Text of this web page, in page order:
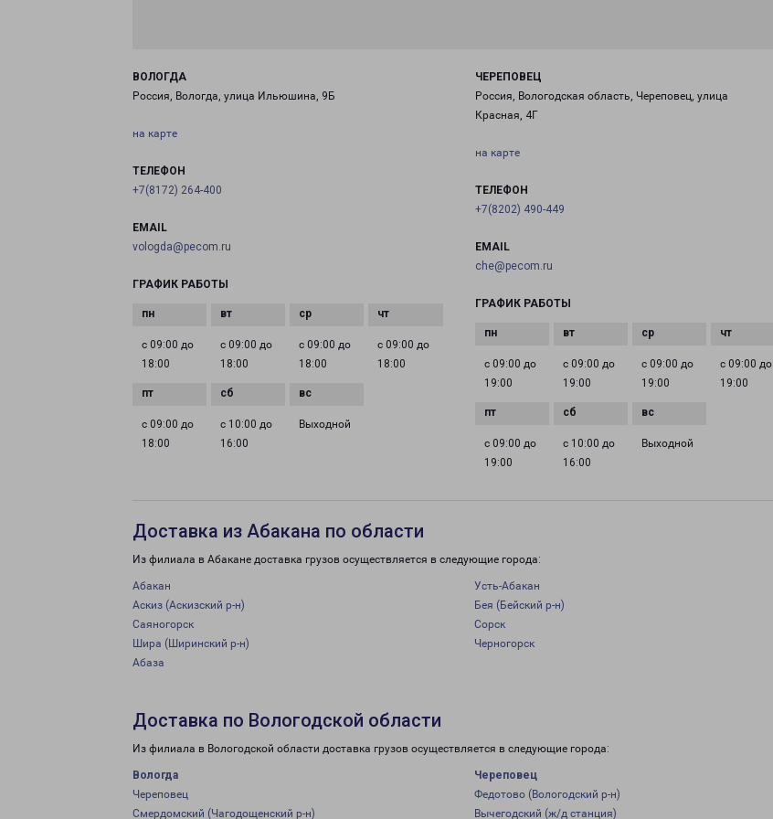
ВОЛОГДА
Россия, Вологда, улица Ильюшина, 9Б
на карте
ТЕЛЕФОН
+7(8172) 264-400
EMAIL
vologda@pecom.ru
ГРАФИК РАБОТЫ
с 09:00 до
18:00
с 09:00 до
18:00
с 09:00 до
18:00
с 09:00 до
18:00
с 09:00 до
18:00
с 10:00 до
16:00
Выходной
ЧЕРЕПОВЕЦ
Россия, Вологодская область, Череповец, улица
Красная, 4Г
на карте
ТЕЛЕФОН
+7(8202) 490-449
EMAIL
che@pecom.ru
ГРАФИК РАБОТЫ
с 09:00 до
19:00
с 09:00 до
19:00
с 09:00 до
19:00
с 09:00 до
19:00
с 09:00 до
19:00
с 10:00 до
16:00
Выходной
Доставка из Абакана по области
Из филиала в Абакане доставка грузов осуществляется в следующие города:
Абакан Усть-Абакан
Аскиз (Аскизский р-н)
Бея (Бейский р-н)
Саяногорск
Сорск
Шира (Ширинский р-н)
Черногорск
Абаза
Доставка по Вологодской области
Из филиала в Вологодской области доставка грузов осуществляется в следующие города:
Вологда Череповец
Череповец
Федотово (Вологодский р-н)
Смердомский (Чагодощенский р-н)
Вычегодский (ж/д станция)